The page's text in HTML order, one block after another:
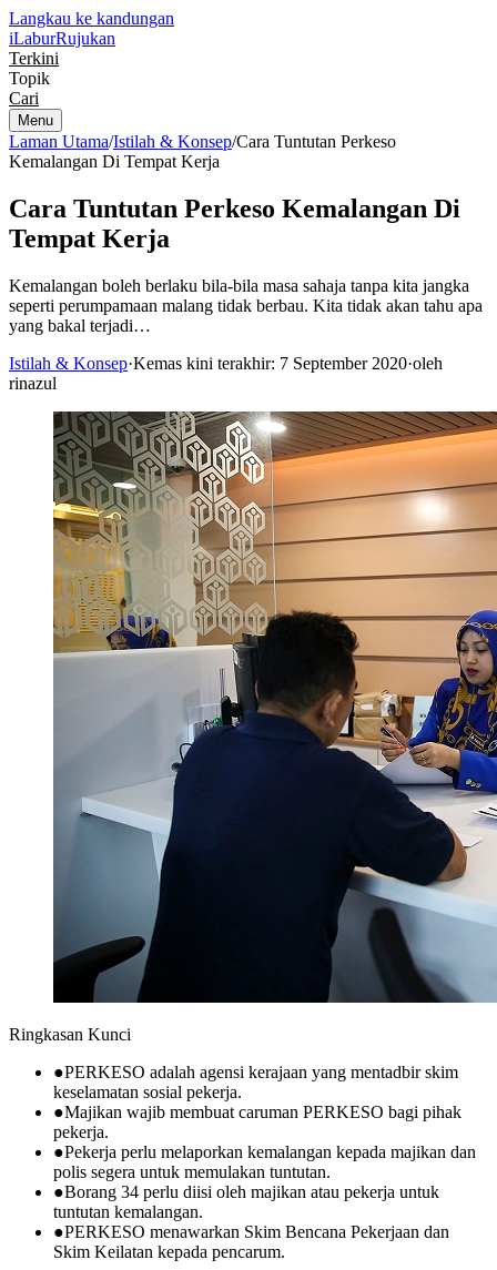
Langkau ke kandungan
iLaburRujukan
Terkini
Topik
Cari
Menu
Laman Utama/Istilah & Konsep/Cara Tuntutan Perkeso
Kemalangan Di Tempat Kerja
Cara Tuntutan Perkeso Kemalangan Di
Tempat Kerja
Kemalangan boleh berlaku bila-bila masa sahaja tanpa kita jangka
seperti perumpamaan malang tidak berbau. Kita tidak akan tahu apa
yang bakal terjadi…
Istilah & Konsep·Kemas kini terakhir: 7 September 2020·oleh
rinazul
Ringkasan Kunci
●PERKESO adalah agensi kerajaan yang mentadbir skim
keselamatan sosial pekerja.
●Majikan wajib membuat caruman PERKESO bagi pihak
pekerja.
●Pekerja perlu melaporkan kemalangan kepada majikan dan
polis segera untuk memulakan tuntutan.
●Borang 34 perlu diisi oleh majikan atau pekerja untuk
tuntutan kemalangan.
●PERKESO menawarkan Skim Bencana Pekerjaan dan
Skim Keilatan kepada pencarum.